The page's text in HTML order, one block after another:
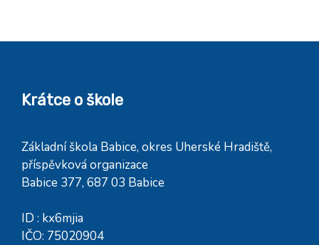
Krátce o škole
Základní škola Babice, okres Uherské Hradiště,
příspěvková organizace
Babice 377, 687 03 Babice
ID : kx6mjia
IČO: 75020904